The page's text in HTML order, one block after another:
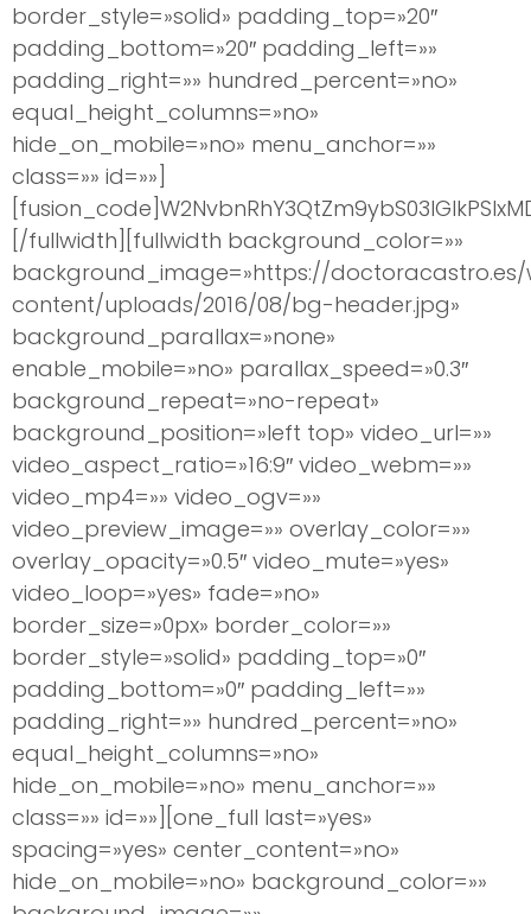
border_style=»solid» padding_top=»20″
padding_bottom=»20″ padding_left=»»
padding_right=»» hundred_percent=»no»
equal_height_columns=»no»
hide_on_mobile=»no» menu_anchor=»»
class=»» id=»»]
[/fullwidth][fullwidth background_color=»»
background_image=»https://
content/uploads/2016/08/bg-header.jpg»
background_parallax=»none»
enable_mobile=»no» parallax_speed=»0.3″
background_repeat=»no-repeat»
background_position=»left top» video_url=»»
video_aspect_ratio=»16:9″ video_webm=»»
video_mp4=»» video_ogv=»»
video_preview_image=»» overlay_color=»»
overlay_opacity=»0.5″ video_mute=»yes»
video_loop=»yes» fade=»no»
border_size=»0px» border_color=»»
border_style=»solid» padding_top=»0″
padding_bottom=»0″ padding_left=»»
padding_right=»» hundred_percent=»no»
equal_height_columns=»no»
hide_on_mobile=»no» menu_anchor=»»
class=»» id=»»][one_full last=»yes»
spacing=»yes» center_content=»no»
hide_on_mobile=»no» background_color=»»